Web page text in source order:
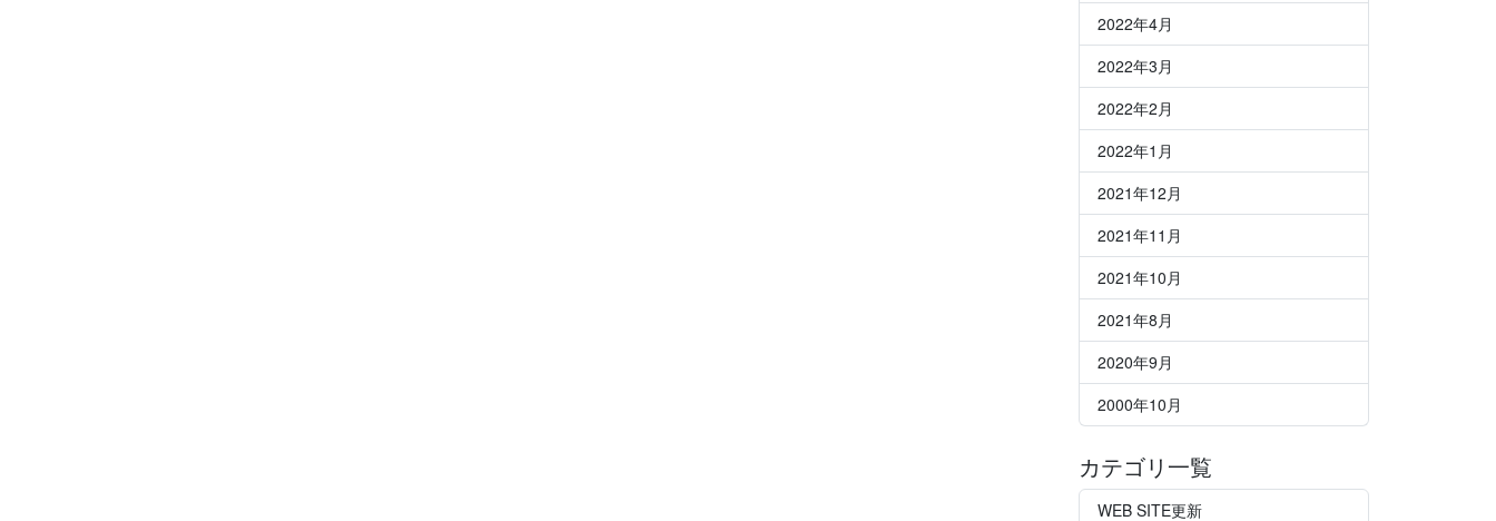
2022年4月
2022年3月
2022年2月
2022年1月
2021年12月
2021年11月
2021年10月
2021年8月
2020年9月
2000年10月
カテゴリ一覧
WEB SITE更新